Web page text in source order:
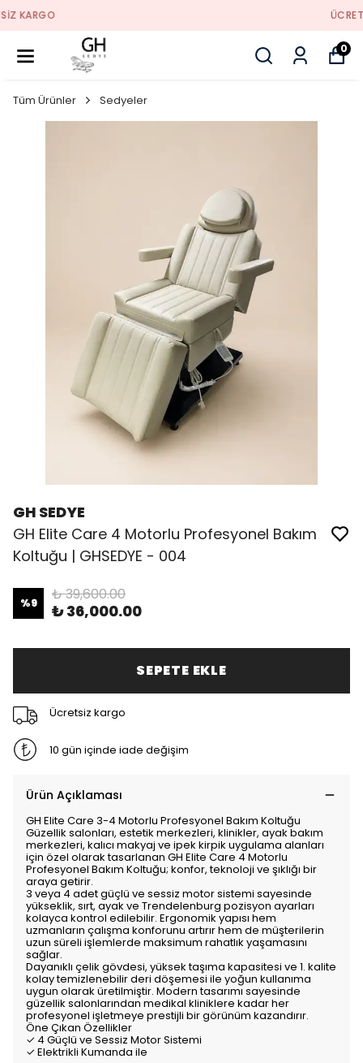
0
Tüm Ürünler Sedyeler
GH SEDYE
GH Elite Care 4 Motorlu Profesyonel Bakım
Koltuğu | GHSEDYE - 004
%9 ₺ 39,600.00
₺ 36,000.00
SEPETE EKLE
Ücretsiz kargo
10 gün içinde iade değişim
Ürün Açıklaması
GH Elite Care 3-4 Motorlu Profesyonel Bakım Koltuğu
Güzellik salonları, estetik merkezleri, klinikler, ayak bakım
merkezleri, kalıcı makyaj ve ipek kirpik uygulama alanları
için özel olarak tasarlanan GH Elite Care 4 Motorlu
Profesyonel Bakım Koltuğu; konfor, teknoloji ve şıklığı bir
araya getirir.
3 veya 4 adet güçlü ve sessiz motor sistemi sayesinde
yükseklik, sırt, ayak ve Trendelenburg pozisyon ayarları
kolayca kontrol edilebilir. Ergonomik yapısı hem
uzmanların çalışma konforunu artırır hem de müşterilerin
uzun süreli işlemlerde maksimum rahatlık yaşamasını
sağlar.
Dayanıklı çelik gövdesi, yüksek taşıma kapasitesi ve 1. kalite
kolay temizlenebilir deri döşemesi ile yoğun kullanıma
uygun olarak üretilmiştir. Modern tasarımı sayesinde
güzellik salonlarından medikal kliniklere kadar her
profesyonel işletmeye prestijli bir görünüm kazandırır.
Öne Çıkan Özellikler
✓ 4 Güçlü ve Sessiz Motor Sistemi
✓ Elektrikli Kumanda ile